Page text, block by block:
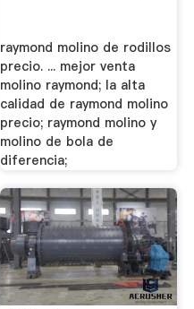
raymond molino de rodillos
precio. ... mejor venta
molino raymond; la alta
calidad de raymond molino
precio; raymond molino y
molino de bola de
diferencia;